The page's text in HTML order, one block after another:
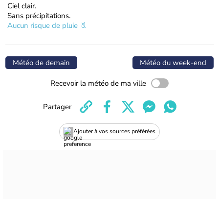
Ciel clair.
Sans précipitations.
Aucun risque de pluie
Météo de demain Météo du week-end
Recevoir la météo de ma ville
Ajouter à vos sources préférées
Partager